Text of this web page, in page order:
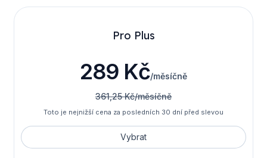
Pro Plus
289 Kč/měsíčně
361,25 Kč/měsíčně
Toto je nejnižší cena za posledních 30 dní před slevou
Vybrat